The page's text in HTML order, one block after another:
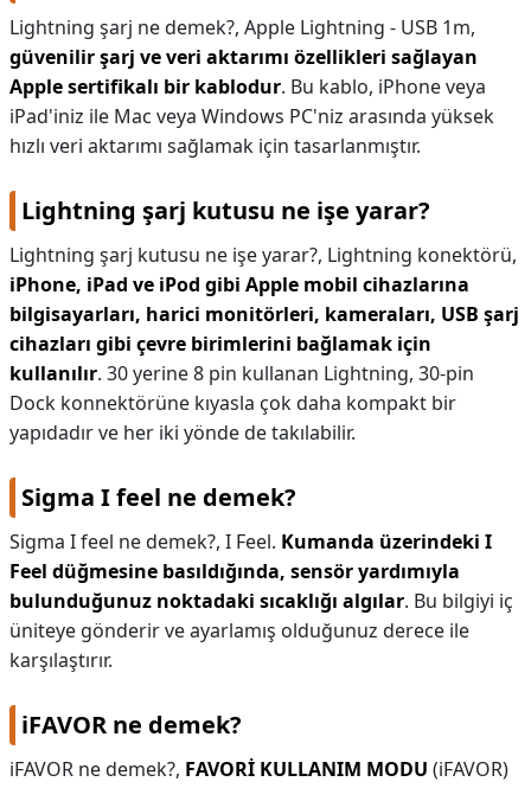
Lightning şarj ne demek?, Apple Lightning - USB 1m,
güvenilir şarj ve veri aktarımı özellikleri sağlayan
Apple sertifikalı bir kablodur. Bu kablo, iPhone veya
iPad'iniz ile Mac veya Windows PC'niz arasında yüksek
hızlı veri aktarımı sağlamak için tasarlanmıştır.
Lightning şarj kutusu ne işe yarar?
Lightning şarj kutusu ne işe yarar?, Lightning konektörü,
iPhone, iPad ve iPod gibi Apple mobil cihazlarına
bilgisayarları, harici monitörleri, kameraları, USB şarj
cihazları gibi çevre birimlerini bağlamak için
kullanılır. 30 yerine 8 pin kullanan Lightning, 30-pin
Dock konnektörüne kıyasla çok daha kompakt bir
yapıdadır ve her iki yönde de takılabilir.
Sigma I feel ne demek?
Sigma I feel ne demek?, I Feel. Kumanda üzerindeki I
Feel düğmesine basıldığında, sensör yardımıyla
bulunduğunuz noktadaki sıcaklığı algılar. Bu bilgiyi iç
üniteye gönderir ve ayarlamış olduğunuz derece ile
karşılaştırır.
iFAVOR ne demek?
iFAVOR ne demek?, FAVORİ KULLANIM MODU (iFAVOR)